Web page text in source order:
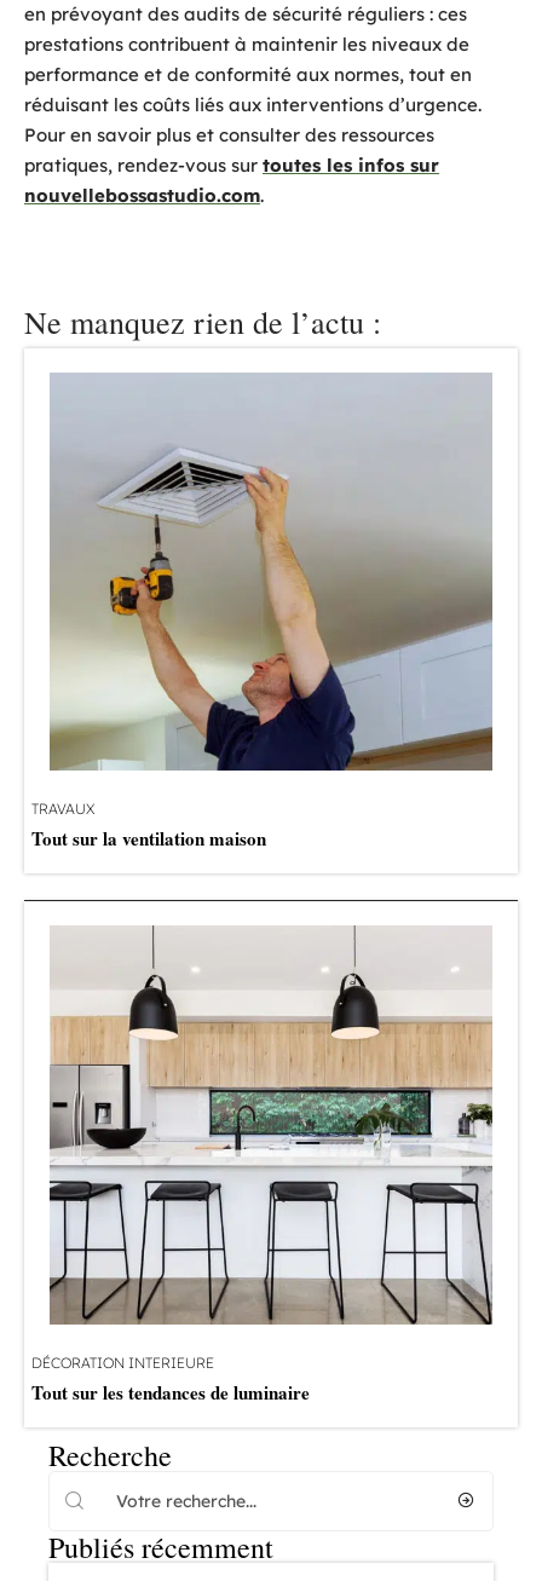
en prévoyant des audits de sécurité réguliers : ces
prestations contribuent à maintenir les niveaux de
performance et de conformité aux normes, tout en
réduisant les coûts liés aux interventions d’urgence.
Pour en savoir plus et consulter des ressources
pratiques, rendez-vous sur toutes les infos sur
nouvellebossastudio.com.
Ne manquez rien de l’actu :
TRAVAUX
Tout sur la ventilation maison
DÉCORATION INTERIEURE
Tout sur les tendances de luminaire
Recherche
Publiés récemment